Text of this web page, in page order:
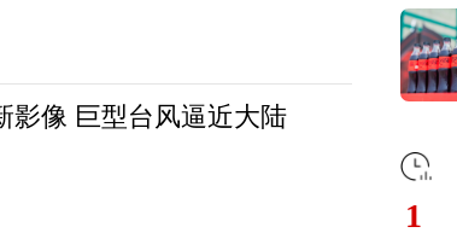
影像 巨型台风逼近大陆
1